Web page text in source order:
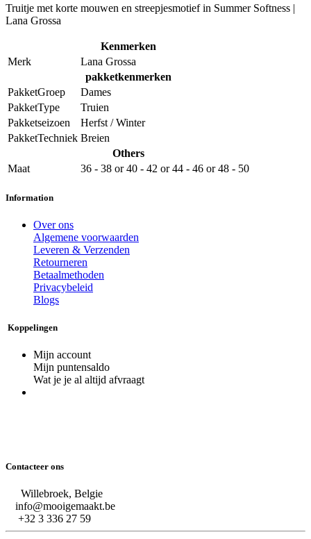
Truitje met korte mouwen en streepjesmotief in Summer Softness |
Lana Grossa
Kenmerken
Merk
Lana Grossa
pakketkenmerken
PakketGroep
Dames
PakketType
Truien
Pakketseizoen
Herfst / Winter
PakketTechniek Breien
Others
Maat
36 - 38 or40 - 42 or44 - 46 or48 - 50
Information
Over ons
Algemene voorwaarden
Leveren & Verzenden
Retourneren
Betaalmethoden
Privacybeleid
Blogs
Koppelingen
Mijn account
Mijn puntensaldo
Wat je je al altijd afvraagt
Contacteer ons
Willebroek, Belgie
info@mooigemaakt.be
+32 3 336 27 59